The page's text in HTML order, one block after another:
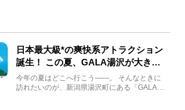
日本最大級*の爽快系アトラクション
誕生！ この夏、GALA湯沢が大きく
生まれ変わる
今年の夏はどこへ行こう――。 そんなときに
訪れたいのが、新潟県湯沢町にある「GALA湯